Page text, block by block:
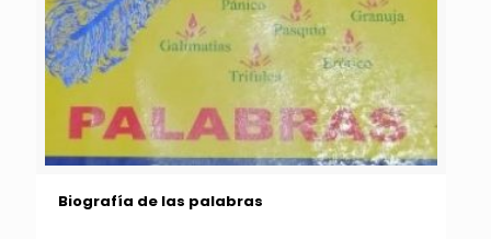
Biografía de las palabras